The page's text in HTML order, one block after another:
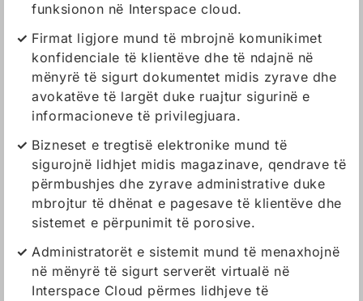
funksionon në Interspace cloud.
Firmat ligjore mund të mbrojnë komunikimet
konfidenciale të klientëve dhe të ndajnë në
mënyrë të sigurt dokumentet midis zyrave dhe
avokatëve të largët duke ruajtur sigurinë e
informacioneve të privilegjuara.
Bizneset e tregtisë elektronike mund të
sigurojnë lidhjet midis magazinave, qendrave të
përmbushjes dhe zyrave administrative duke
mbrojtur të dhënat e pagesave të klientëve dhe
sistemet e përpunimit të porosive.
Administratorët e sistemit mund të menaxhojnë
në mënyrë të sigurt serverët virtualë në
Interspace Cloud përmes lidhjeve të